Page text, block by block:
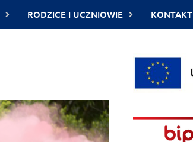
RODZICE I UCZNIOWIE KONTAKT